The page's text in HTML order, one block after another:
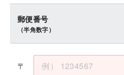
郵便番号
（半角数字）
〒